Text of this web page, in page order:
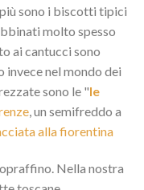
sono i biscotti tipici
molto spesso
ai cantucci sono
nel mondo dei
sono le "le
, un semifreddo a
alla fiorentina
Nella nostra